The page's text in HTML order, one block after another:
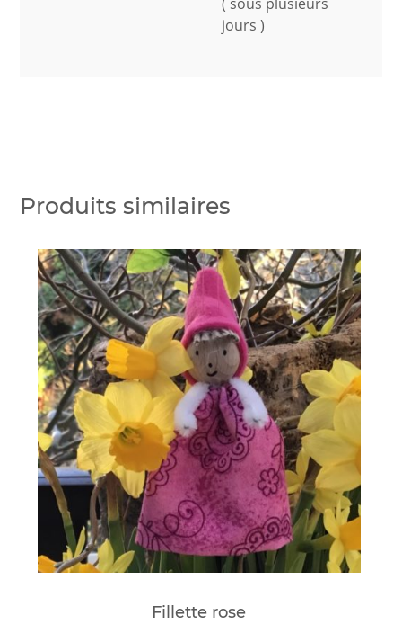
jours )
Produits similaires
Fillette rose